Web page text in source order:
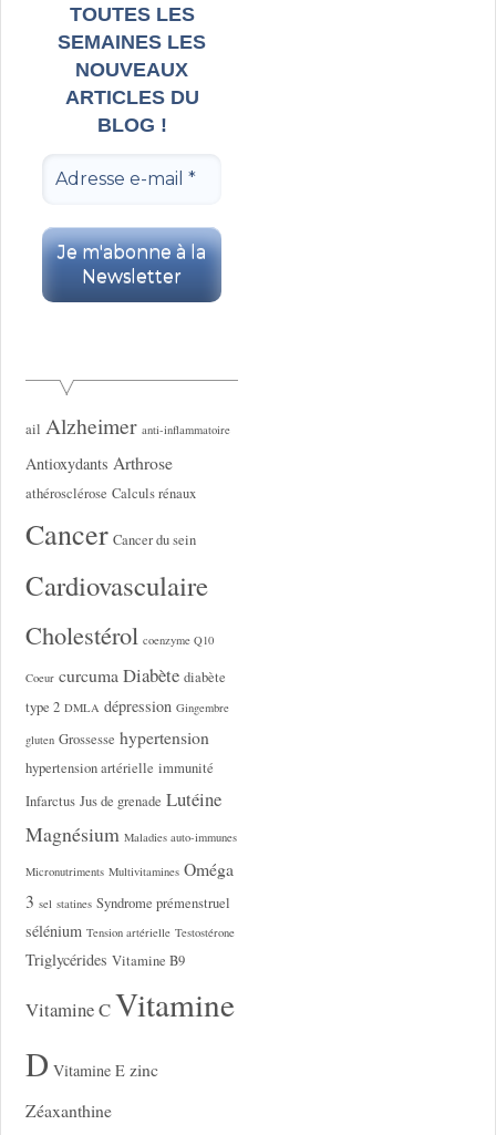
TOUTES LES
SEMAINES LES
NOUVEAUX
ARTICLES DU
BLOG !
ail Alzheimer anti-inflammatoire
Antioxydants Arthrose
athérosclérose Calculs rénaux
Cancer Cancer du sein
Cardiovasculaire
Cholestérol coenzyme Q10
Coeur curcuma Diabète diabète
type 2 DMLA dépression Gingembre
gluten Grossesse hypertension
hypertension artérielle immunité
Infarctus Jus de grenade Lutéine
Magnésium Maladies auto-immunes
Micronutriments Multivitamines Oméga
3 sel statines Syndrome prémenstruel
sélénium Tension artérielle Testostérone
Triglycérides Vitamine B9
Vitamine CVitamine
D Vitamine E zinc
Zéaxanthine